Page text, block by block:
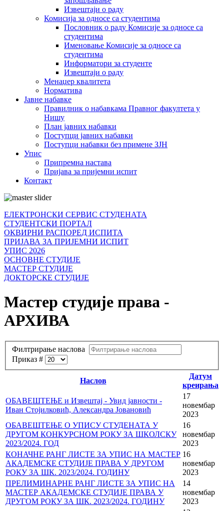
Извештаји о раду
Комисија за односе са студентима
Пословник о раду Комисије за односе са
студентима
Именовање Комисије за односе са
студентима
Информатори за студенте
Извештаји о раду
Менаџер квалитета
Норматива
Јавне набавке
Правилник о набавкама Правног факултета у
Нишу
План јавних набавки
Поступци јавних набавки
Поступци набавки без примене ЗЈН
Упис
Припремна настава
Пријава за пријемни испит
Контакт
ЕЛЕКТРОНСКИ СЕРВИС СТУДЕНАТА
СТУДЕНТСКИ ПОРТАЛ
ОКВИРНИ РАСПОРЕД ИСПИТА
ПРИЈАВА ЗА ПРИЈЕМНИ ИСПИТ
УПИС 2026
ОСНОВНЕ СТУДИЈЕ
МАСТЕР СТУДИЈЕ
ДОКТОРСКЕ СТУДИЈЕ
Мастер студије права -
АРХИВА
Филтрирање наслова
Приказ #
Наслов
Датум
креирања
ОБАВЕШТЕЊЕ и Извештај - Увид јавности -
Иван Стојилковић, Александра Јовановић
17
новембар
2023
ОБАВЕШТЕЊЕ О УПИСУ СТУДЕНАТА У
ДРУГОМ КОНКУРСНОМ РОКУ ЗА ШКОЛСКУ
2023/2024. ГОД
16
новембар
2023
КОНАЧНЕ РАНГ ЛИСТЕ ЗА УПИС НА МАСТЕР
АКАДЕМСКЕ СТУДИЈЕ ПРАВА У ДРУГОМ
РОКУ ЗА ШК. 2023/2024. ГОДИНУ
16
новембар
2023
ПРЕЛИМИНАРНЕ РАНГ ЛИСТЕ ЗА УПИС НА
МАСТЕР АКАДЕМСКЕ СТУДИЈЕ ПРАВА У
ДРУГОМ РОКУ ЗА ШК. 2023/2024. ГОДИНУ
14
новембар
2023